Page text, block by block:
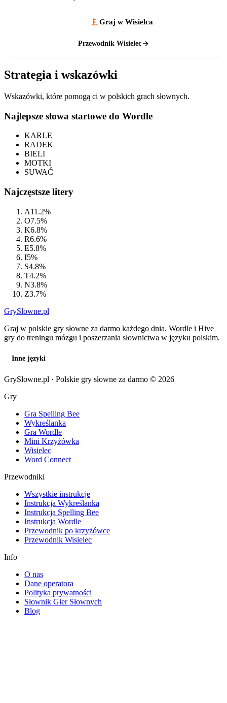
Graj w Wisielca
Przewodnik Wisielec
Strategia i wskazówki
Wskazówki, które pomogą ci w polskich grach słownych.
Najlepsze słowa startowe do Wordle
KARLE
RADEK
BIELI
MOTKI
SUWAĆ
Najczęstsze litery
A11.2%
O7.5%
K6.8%
R6.6%
E5.8%
I5%
S4.8%
T4.2%
N3.8%
Z3.7%
GrySlowne.pl
Graj w polskie gry słowne za darmo każdego dnia. Wordle i Hive
gry do treningu mózgu i poszerzania słownictwa w języku polskim.
Inne języki
GrySlowne.pl · Polskie gry słowne za darmo © 2026
Gry
Gra Spelling Bee
Wykreślanka
Gra Wordle
Mini Krzyżówka
Wisielec
Word Connect
Przewodniki
Wszystkie instrukcje
Instrukcja Wykreślanka
Instrukcja Spelling Bee
Instrukcja Wordle
Przewodnik po krzyżówce
Przewodnik Wisielec
Info
O nas
Dane operatora
Polityka prywatności
Słownik Gier Słownych
Blog